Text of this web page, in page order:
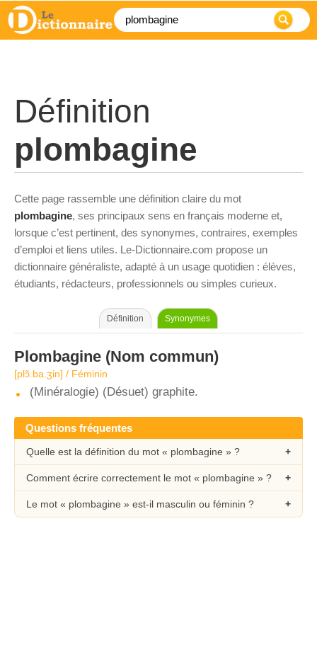
Définition
plombagine
Cette page rassemble une définition claire du mot
plombagine, ses principaux sens en français moderne et,
lorsque c’est pertinent, des synonymes, contraires, exemples
d’emploi et liens utiles. Le-Dictionnaire.com propose un
dictionnaire généraliste, adapté à un usage quotidien : élèves,
étudiants, rédacteurs, professionnels ou simples curieux.
Définition Synonymes
Plombagine (Nom commun)
[plɔ̃.ba.ʒin] / Féminin
(Minéralogie) (Désuet) graphite.
Questions fréquentes
Quelle est la définition du mot « plombagine » ?
Comment écrire correctement le mot « plombagine » ?
Le mot « plombagine » est-il masculin ou féminin ?